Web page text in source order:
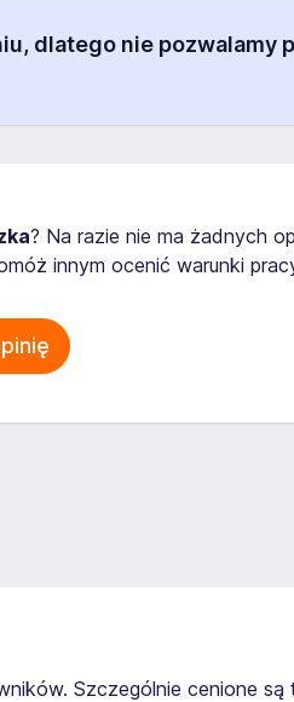
dlatego nie pozwalamy
? Na razie nie ma żadnych
innym ocenić warunki
Szczególnie cenione są